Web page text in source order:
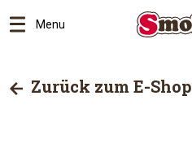
Menu
Zurück zum E-Shop